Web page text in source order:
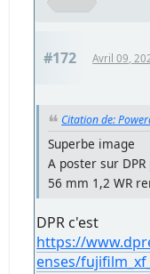
#171 Avril 09,
Citation de:
A poster sur DPR
56 mm 1,2 WR